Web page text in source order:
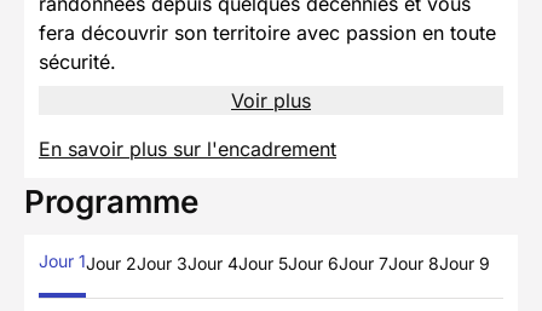
fera découvrir son territoire avec passion en toute
sécurité.
Voir plus
En savoir plus sur l'encadrement
Programme
Jour 1Jour 2Jour 3Jour 4Jour 5Jour 6Jour 7Jour 8Jour 9